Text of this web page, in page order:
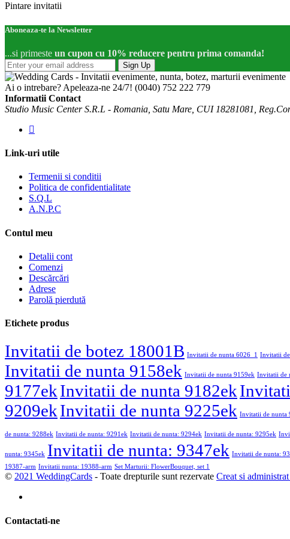
Pintare invitatii
Aboneaza-te la Newsletter
...si primeste un cupon cu 10% reducere pentru prima comanda!
Sign Up
Ai o intrebare? Apeleaza-ne 24/7! (0040) 752 222 779
Informatii Contact
Studio Music Center S.R.L - Romania, Satu Mare, CUI 18281081,
Link-uri utile
Termenii si conditii
Politica de confidentialitate
S.Q.L
A.N.P.C
Contul meu
Detalii cont
Comenzi
Descărcări
Adrese
Parolă pierdută
Etichete produs
Invitatii de botez 18001B Invitatii de nunta 6026_1 Invitatii
Invitatii de nunta 9158ek Invitatii de nunta 9159ek Invitatii de
9177ekInvitatii de nunta 9182ek
9209ekInvitatii de nunta 9225ek Invitatii de nunta
de nunta: 9288ek Invitatii de nunta: 9291ek Invitatii de nunta: 9294ek Invitatii de nunta: 9295ek
nunta: 9345ek Invitatii de nunta: 9347ek Invitatii de nunta:
19387-arm Invitatii nunta: 19388-arm Set Marturii: FlowerBouquet, set 1
© 2021 WeddingCards - Toate drepturile sunt rezervate Creat si
Contactati-ne